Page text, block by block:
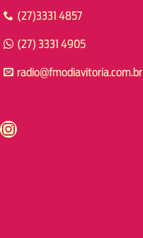
(27)3331 4857
(27) 3331 4905
radio@fmodiavitoria.com.br
https://www.instagram.com/fmodia.cabofrio/